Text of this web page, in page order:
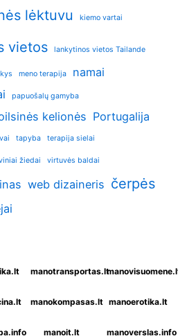
lėktuvu kiemo vartai
vietos lankytinos vietos Tailande
meno terapija
namai
papuošalų gamyba
kelionės Portugalija
tapyba terapija sielai
žiedai virtuvės baldai
web dizaineris čerpės
manotransportas.lt
manokompasas.lt manoerotika.lt
manoit.lt manoverslas.info